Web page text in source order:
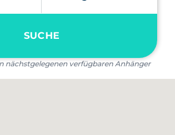
SUCHE
nächstgelegenen verfügbaren Anhänger